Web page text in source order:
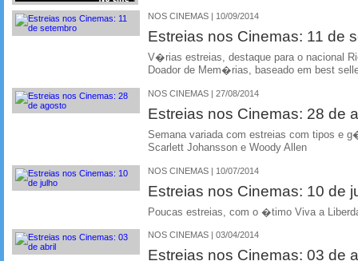
NOS CINEMAS | 10/09/2014
Estreias nos Cinemas: 11 de
V�rias estreias, destaque para o nacional
Doador de Mem�rias, baseado em best
NOS CINEMAS | 27/08/2014
Estreias nos Cinemas: 28 de
Semana variada com estreias com tipos e
Scarlett Johansson e Woody Allen
NOS CINEMAS | 10/07/2014
Estreias nos Cinemas: 10 de
Poucas estreias, com o �timo Viva a
NOS CINEMAS | 03/04/2014
Estreias nos Cinemas: 03 de